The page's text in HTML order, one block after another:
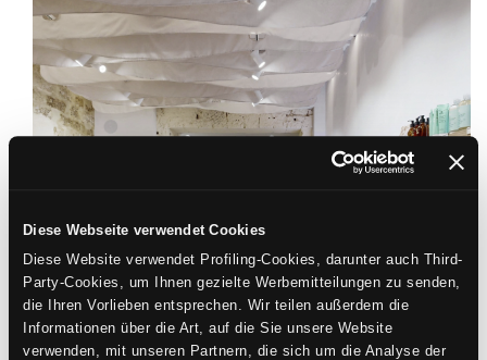
Diese Webseite verwendet Cookies
Diese Website verwendet Profiling-Cookies, darunter auch Third-
Party-Cookies, um Ihnen gezielte Werbemitteilungen zu senden,
die Ihren Vorlieben entsprechen. Wir teilen außerdem die
Informationen über die Art, auf die Sie unsere Website
verwenden, mit unseren Partnern, die sich um die Analyse der